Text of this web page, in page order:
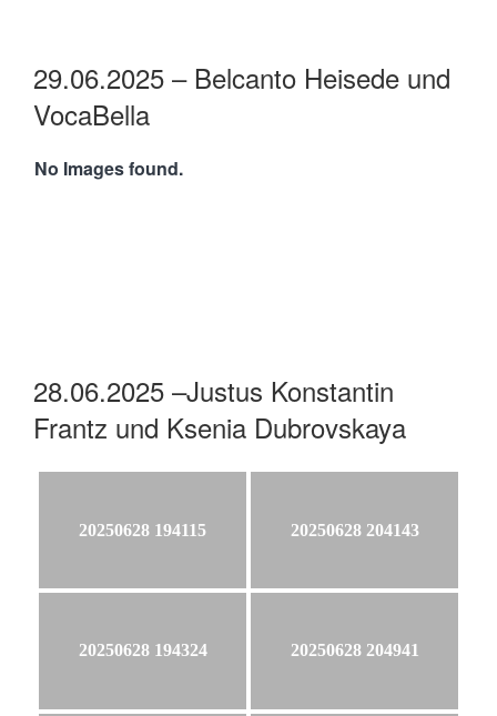
29.06.2025 – Belcanto Heisede und
VocaBella
No Images found.
28.06.2025 –Justus Konstantin
Frantz und Ksenia Dubrovskaya
20250628 194115 20250628 204143
20250628 194324 20250628 204941